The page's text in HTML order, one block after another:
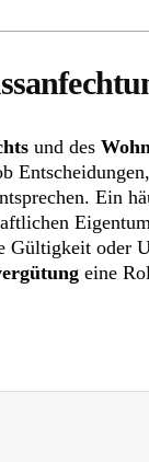
und des
Ein
Gültigkeit oder
eine